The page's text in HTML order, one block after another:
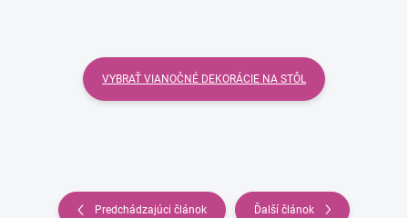
VYBRAŤ VIANOČNÉ DEKORÁCIE NA STÔL
Predchádzajúci článok Ďalší článok